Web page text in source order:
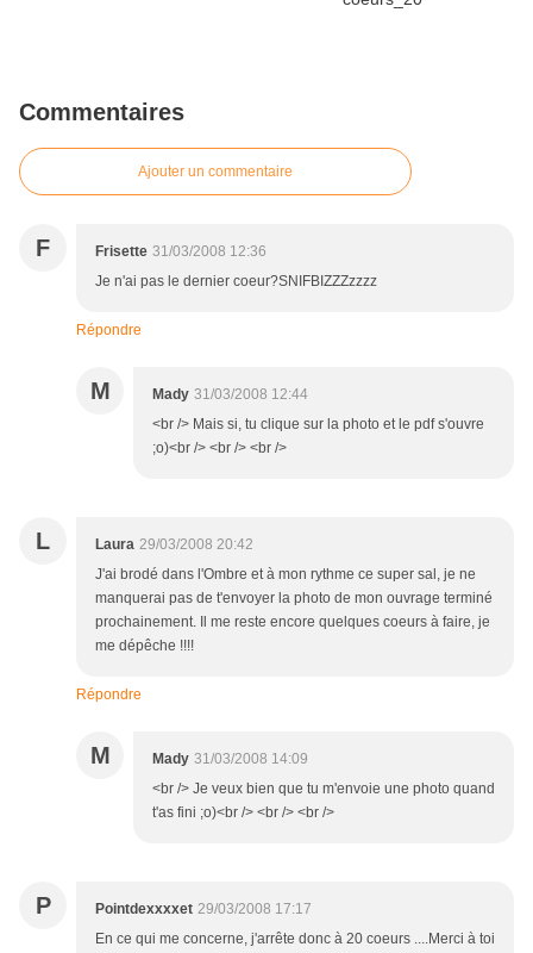
Commentaires
Ajouter un commentaire
F Frisette 31/03/2008 12:36
Je n'ai pas le dernier coeur?SNIFBIZZZzzzz
Répondre
M Mady 31/03/2008 12:44
<br /> Mais si, tu clique sur la photo et le pdf s'ouvre
;o)<br /> <br /> <br />
L Laura 29/03/2008 20:42
J'ai brodé dans l'Ombre et à mon rythme ce super sal, je ne
manquerai pas de t'envoyer la photo de mon ouvrage terminé
prochainement. Il me reste encore quelques coeurs à faire, je
me dépêche !!!!
Répondre
M Mady 31/03/2008 14:09
<br /> Je veux bien que tu m'envoie une photo quand
t'as fini ;o)<br /> <br /> <br />
P Pointdexxxxet 29/03/2008 17:17
En ce qui me concerne, j'arrête donc à 20 coeurs ....Merci à toi